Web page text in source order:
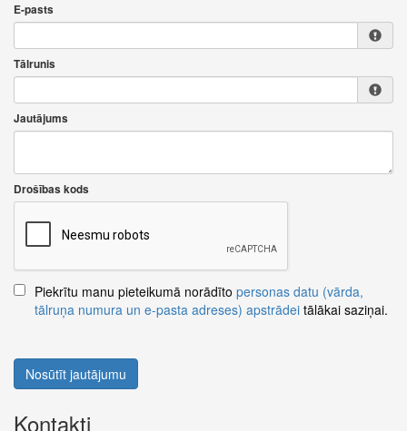
E-pasts
Tālrunis
Jautājums
Drošības kods
Piekrītu manu pieteikumā norādīto personas datu (vārda,
tālruņa numura un e-pasta adreses) apstrādei tālākai saziņai.
Nosūtīt jautājumu
Kontakti